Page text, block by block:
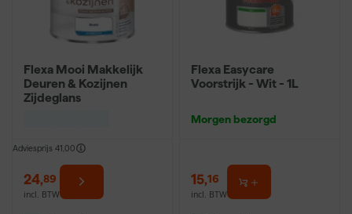
Flexa Mooi Makkelijk
Deuren & Kozijnen
Zijdeglans
Adviesprijs 41,00
24,89
incl. BTW
Flexa Easycare
Voorstrijk - Wit - 1L
Morgen bezorgd
15,16
incl. BTW